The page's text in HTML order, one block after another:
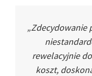
„Zdecydowanie
rewelacyjnie
koszt,